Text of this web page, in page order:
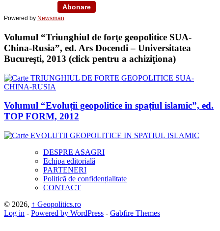
Powered by Newsman
Volumul “Triunghiul de forţe geopolitice SUA-
China-Rusia”, ed. Ars Docendi – Universitatea
Bucureşti, 2013 (click pentru a achiziţiona)
Volumul “Evoluții geopolitice în spațiul islamic”, ed.
TOP FORM, 2012
DESPRE ASAGRI
Echipa editorială
PARTENERI
Politică de confidențialitate
CONTACT
© 2026, ↑ Geopolitics.ro
Log in - Powered by WordPress - Gabfire Themes